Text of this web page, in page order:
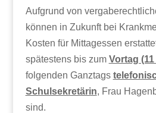
Aufgrund von
können in Zukunft bei
Kosten für Mittagessen
spätestens bis zum Vortag
folgenden Ganztags
Schulsekretärin, Frau
sind.